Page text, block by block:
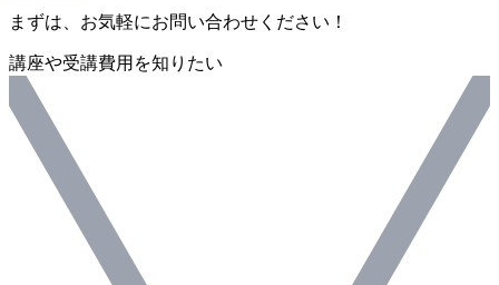
まずは、お気軽にお問い合わせください！
講座や受講費用を知りたい